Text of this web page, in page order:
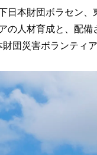
日本財団ボラセン、
の人材育成と、配
団災害ボランティ